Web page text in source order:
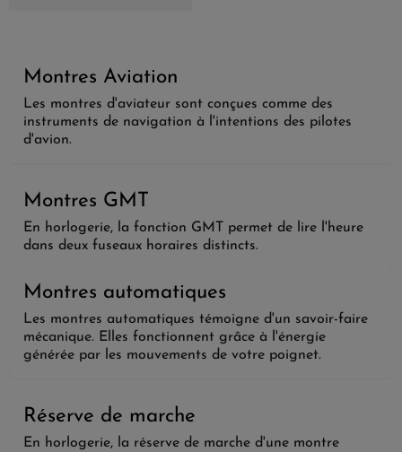
Montres Aviation
Les montres d'aviateur sont conçues comme des
instruments de navigation à l'intentions des pilotes
d'avion.
Montres GMT
En horlogerie, la fonction GMT permet de lire l'heure
dans deux fuseaux horaires distincts.
Montres automatiques
Les montres automatiques témoigne d'un savoir-faire
mécanique. Elles fonctionnent grâce à l'énergie
générée par les mouvements de votre poignet.
Réserve de marche
En horlogerie, la réserve de marche d'une montre